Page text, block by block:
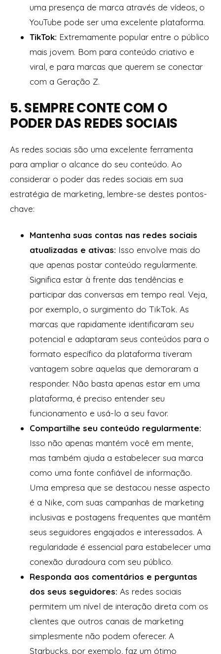
uma presença de marca através de vídeos, o
YouTube pode ser uma excelente plataforma.
TikTok: Extremamente popular entre o público
mais jovem. Bom para conteúdo criativo e
viral, e para marcas que querem se conectar
com a Geração Z.
5. SEMPRE CONTE COM O
PODER DAS REDES SOCIAIS
As redes sociais são uma excelente ferramenta
para ampliar o alcance do seu conteúdo. Ao
considerar o poder das redes sociais em sua
estratégia de marketing, lembre-se destes pontos-
chave:
Mantenha suas contas nas redes sociais
atualizadas e ativas: Isso envolve mais do
que apenas postar conteúdo regularmente.
Significa estar à frente das tendências e
participar das conversas em tempo real. Veja,
por exemplo, o surgimento do TikTok. As
marcas que rapidamente identificaram seu
potencial e adaptaram seus conteúdos para o
formato específico da plataforma tiveram
vantagem sobre aquelas que demoraram a
responder. Não basta apenas estar em uma
plataforma, é preciso entender seu
funcionamento e usá-lo a seu favor.
Compartilhe seu conteúdo regularmente:
Isso não apenas mantém você em mente,
mas também ajuda a estabelecer sua marca
como uma fonte confiável de informação.
Uma empresa que se destacou nesse aspecto
é a Nike, com suas campanhas de marketing
inclusivas e postagens frequentes que mantêm
seus seguidores engajados e interessados. A
regularidade é essencial para estabelecer uma
conexão duradoura com seu público.
Responda aos comentários e perguntas
dos seus seguidores: As redes sociais
permitem um nível de interação direta com os
clientes que outros canais de marketing
simplesmente não podem oferecer. A
Starbucks, por exemplo, faz um ótimo